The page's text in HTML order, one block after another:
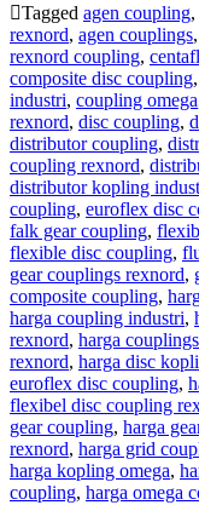
Tagged agen coupling,
rexnord, agen couplings,
rexnord coupling,
composite disc coupling,
industri, coupling omega
rexnord, disc coupling,
distributor coupling,
coupling rexnord,
distributor kopling
coupling, euroflex disc
falk gear coupling,
flexible disc coupling,
gear couplings rexnord,
composite coupling,
harga coupling industri,
rexnord, harga couplings
rexnord, harga disc
euroflex disc coupling,
flexibel disc coupling
gear coupling, harga
rexnord, harga grid
harga kopling omega,
coupling, harga omega